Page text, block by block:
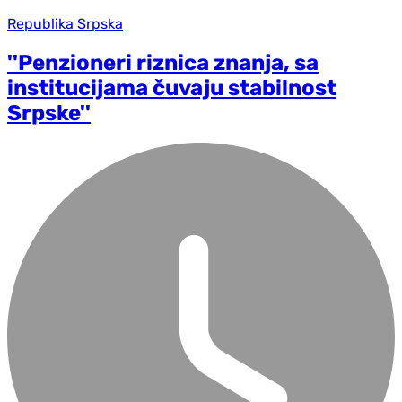
Republika Srpska
''Penzioneri riznica znanja, sa
institucijama čuvaju stabilnost
Srpske''